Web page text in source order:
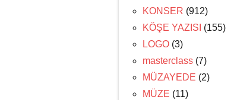
KONSER (912)
KÖŞE YAZISI (155)
LOGO (3)
masterclass (7)
MÜZAYEDE (2)
MÜZE (11)